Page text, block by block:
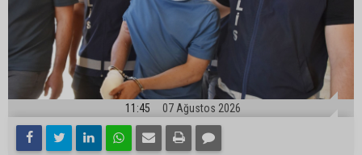
11:45 07 Ağustos 2026